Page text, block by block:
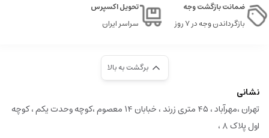
ضمانت بازگشت وجه
بازگرداندن وجه در ۷ روز
تحویل اکسپرس
سراسر ایران
برگشت به بالا
نشانی
تهران ،مهرآباد ، ۴۵ متری زرند ، خبابان ۱۴ معصوم ،کوچه وحدت یکم ، کوچه
اول پلاک ۸ ،